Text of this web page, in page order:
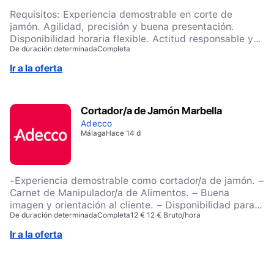
Requisitos: Experiencia demostrable en corte de
jamón. Agilidad, precisión y buena presentación.
Disponibilidad horaria flexible. Actitud responsable y
ganas de trabajar.
De duración determinadaCompleta
Ir a la oferta
Cortador/a de Jamón Marbella
Adecco
MálagaHace 14 d
-Experiencia demostrable como cortador/a de jamón. –
Carnet de Manipulador/a de Alimentos. – Buena
imagen y orientación al cliente. – Disponibilidad para
trabajar en Marbella. – Incorporación inmediata.
De duración determinadaCompleta12 € 12 € Bruto/hora
Ir a la oferta